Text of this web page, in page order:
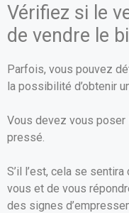
Vérifiez si le
de vendre le
Parfois, vous pouvez
la possibilité d’obtenir
Vous devez vous
pressé.
S’il l’est, cela se
vous et de vous
des signes